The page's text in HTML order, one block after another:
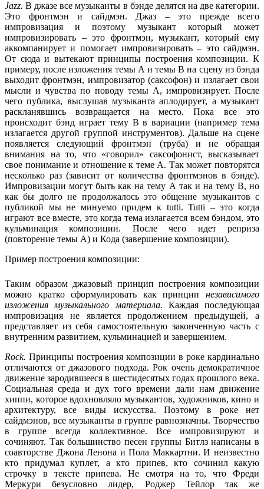
Jazz.В джазе все музыканты в бэнде делятся на две категории.
Это фронтмэн и сайдмэн. Джаз – это прежде всего
импровизация и поэтому музыкант который может
импровизировать – это фронтмэн, музыкант, который ему
аккомпанирует и помогает импровизировать – это сайдмэн.
От сюда и вытекают принципы построения композиции. К
примеру, после изложения темы А и темы В на сцену из бэнда
выходит фронтмэн, импровизатор (саксофон) и излагает свои
мысли и чувства по поводу темы А, импровизирует. После
чего публика, выслушав музыканта аплодирует, а музыкант
раскланявшись возвращается на место. Пока все это
происходит бэнд играет тему В в вариации (например тема
излагается другой группой инструментов). Дальше на сцене
появляется следующий фронтмэн (труба) и не обращая
внимания на то, что «говорил» саксофонист, высказывает
свое понимание и отношение к теме А. Так может повторятся
несколько раз (зависит от количества фронтмэнов в бэнде).
Импровизации могут быть как на тему А так и на тему В, но
как бы долго не продолжалось это общение музыкантов с
публикой мы не минуемо придем к tutti. Tutti – это когда
играют все вместе, это когда тема излагается всем бэндом, это
кульминация композиции. После чего идет реприза
(повторение темы А) и Кода (завершение композиции).
Пример построения композиции:
Таким образом джазовый принцип построения композиции
можно кратко сформулировать как принцип независимого
изложения музыкального материала. Каждая последующая
импровизация не является продолжением предыдущей, а
представляет из себя самостоятельную законченную часть с
внутренним развитием, кульминацией и завершением.
Rock. Принципы построения композиции в роке кардинально
отличаются от джазового подхода. Рок очень демократичное
движение зародившееся в шестидесятых годах прошлого века.
Социальная среда и дух того времени дали нам движение
хиппи, которое вдохновляло музыкантов, художников, кино и
архитектуру, все виды искусства. Поэтому в роке нет
сайдмэнов, все музыканты в группе равнозначны. Творчество
в группе всегда коллективное. Все импровизируют и
сочиняют. Так большинство песен группы Битлз написаны в
соавторстве Джона Ленона и Пола Маккартни. И неизвестно
кто придумал куплет, а кто припев, кто сочинил какую
строчку в тексте припева. Не смотря на то, что Фреди
Меркури безусловно лидер, Роджер Тейлор так же